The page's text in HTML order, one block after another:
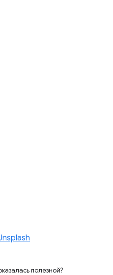
полезной?